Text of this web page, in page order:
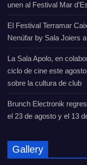
unen al Festival Mar
El Festival Terramar
Nenúfar by Sala Joiers
La Sala Apolo, en
ciclo de cine este
sobre la cultura de club
Brunch Electronik
el 23 de agosto y el 13
Gallery